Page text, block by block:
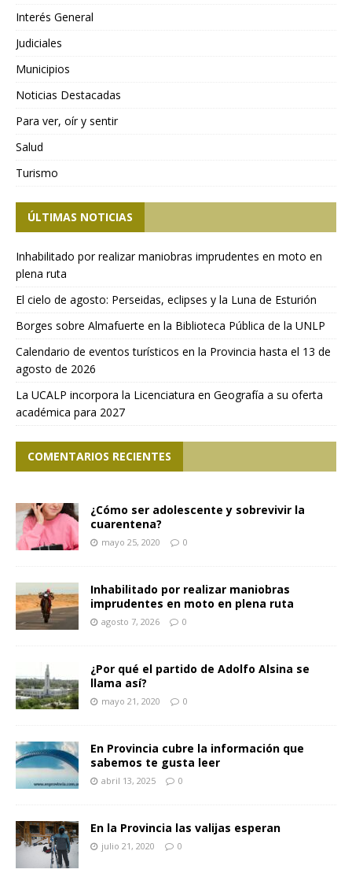
Interés General
Judiciales
Municipios
Noticias Destacadas
Para ver, oír y sentir
Salud
Turismo
ÚLTIMAS NOTICIAS
Inhabilitado por realizar maniobras imprudentes en moto en
plena ruta
El cielo de agosto: Perseidas, eclipses y la Luna de Esturión
Borges sobre Almafuerte en la Biblioteca Pública de la UNLP
Calendario de eventos turísticos en la Provincia hasta el 13 de
agosto de 2026
La UCALP incorpora la Licenciatura en Geografía a su oferta
académica para 2027
COMENTARIOS RECIENTES
¿Cómo ser adolescente y sobrevivir la
cuarentena?
mayo 25, 2020 0
Inhabilitado por realizar maniobras
imprudentes en moto en plena ruta
agosto 7, 2026 0
¿Por qué el partido de Adolfo Alsina se
llama así?
mayo 21, 2020 0
En Provincia cubre la información que
sabemos te gusta leer
abril 13, 2025 0
En la Provincia las valijas esperan
julio 21, 2020 0